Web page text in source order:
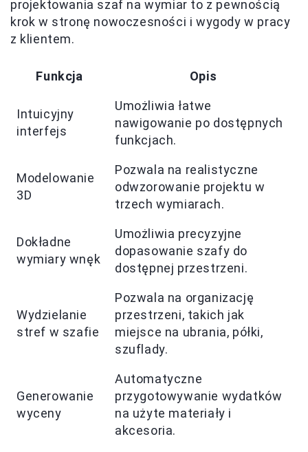
projektowania szaf na wymiar to z pewnością
krok w stronę nowoczesności i wygody w pracy
z klientem.
Funkcja Opis
Intuicyjny
interfejs
Umożliwia łatwe
nawigowanie po dostępnych
funkcjach.
Modelowanie
3D
Pozwala na realistyczne
odwzorowanie projektu w
trzech wymiarach.
Dokładne
wymiary wnęk
Umożliwia precyzyjne
dopasowanie szafy do
dostępnej przestrzeni.
Wydzielanie
stref w szafie
Pozwala na organizację
przestrzeni, takich jak
miejsce na ubrania, półki,
szuflady.
Generowanie
wyceny
Automatyczne
przygotowywanie wydatków
na użyte materiały i
akcesoria.